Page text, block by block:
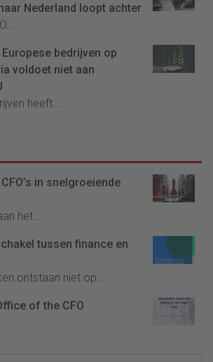
Nederland loopt achter
bedrijven op
voldoet niet aan
heeft...
in snelgroeiende
het...
tussen finance en
ontstaan niet op...
of the CFO